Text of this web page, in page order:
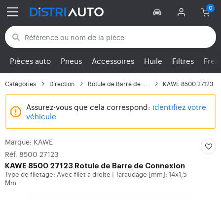
Retour aux catégories
Pièces auto Pneus Accessoires Huile Filtres
Catégories Direction KAWE 8500 27123
Assurez-vous que cela correspond: identifiez votre
véhicule
Marque: KAWE
Réf. 8500 27123
KAWE 8500 27123 Rotule de Barre de Connexion
Type de filetage: Avec filet à droite
Taraudage [mm]: 14x1,5
Mm